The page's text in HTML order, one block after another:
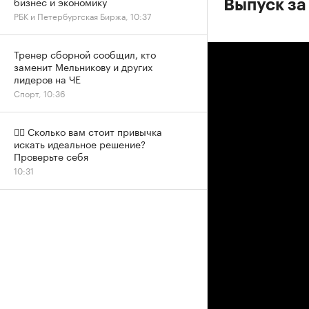
Выпуск
РБК и Петербургская Биржа, 10:37
Тренер сборной сообщил, кто
заменит Мельникову и других
лидеров на ЧЕ
Спорт, 10:36
✍🏻 Сколько вам стоит привычка
искать идеальное решение?
Проверьте себя
10:31